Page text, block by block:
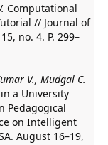
Computational
// Journal of
no. 4. P. 299–
V., Mudgal C.
a University
Pedagogical
on Intelligent
August 16–19,